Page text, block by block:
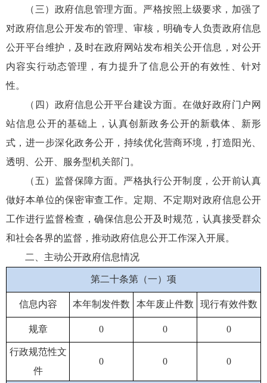
（三）政府信息管理方面。严格按照上级要求，加强了
对政府信息公开发布的管理、审核，明确专人负责政府信息
公开平台维护，及时在政府网站发布相关公开信息，对公开
内容实行动态管理，有力提升了信息公开的有效性、针对
性。
（四）政府信息公开平台建设方面。在做好政府门户网
站信息公开的基础上，认真创新政务公开的新载体、新形
式，进一步深化政务公开，持续优化营商环境，打造阳光、
透明、公开、服务型机关部门。
（五）监督保障方面。严格执行公开制度，公开前认真
做好本单位的保密审查工作。定期、不定期对政府信息公开
工作进行监督检查，确保信息公开及时规范，认真接受群众
和社会各界的监督，推动政府信息公开工作深入开展。
二、主动公开政府信息情况
第二十条第（一）项
信息内容 本年制发件数 本年废止件数 现行有效件数
规章 0 0 0
行政规范性文
件
0 0 0